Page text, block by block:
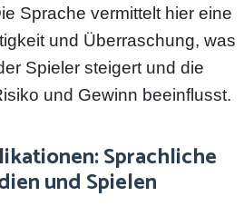
Sprache vermittelt hier eine
und Überraschung, was
Spieler steigert und die
und Gewinn beeinflusst.
Sprachliche
und Spielen